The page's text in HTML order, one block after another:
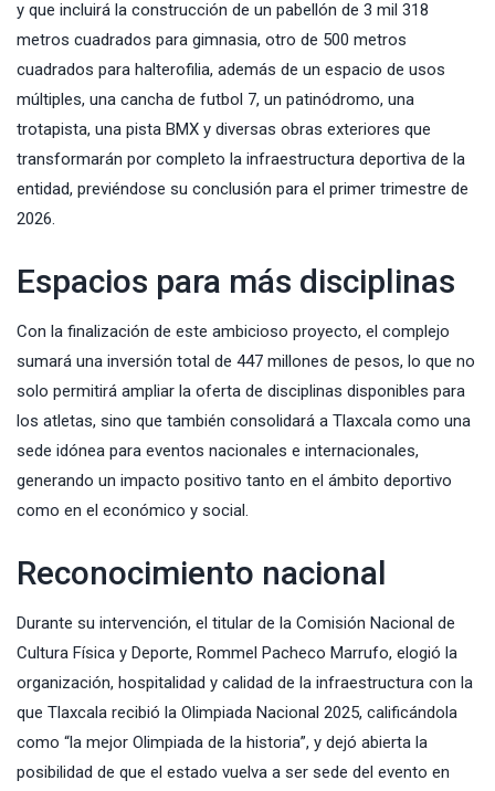
y que incluirá la construcción de un pabellón de 3 mil 318
metros cuadrados para gimnasia, otro de 500 metros
cuadrados para halterofilia, además de un espacio de usos
múltiples, una cancha de futbol 7, un patinódromo, una
trotapista, una pista BMX y diversas obras exteriores que
transformarán por completo la infraestructura deportiva de la
entidad, previéndose su conclusión para el primer trimestre de
2026.
Espacios para más disciplinas
Con la finalización de este ambicioso proyecto, el complejo
sumará una inversión total de 447 millones de pesos, lo que no
solo permitirá ampliar la oferta de disciplinas disponibles para
los atletas, sino que también consolidará a Tlaxcala como una
sede idónea para eventos nacionales e internacionales,
generando un impacto positivo tanto en el ámbito deportivo
como en el económico y social.
Reconocimiento nacional
Durante su intervención, el titular de la Comisión Nacional de
Cultura Física y Deporte, Rommel Pacheco Marrufo, elogió la
organización, hospitalidad y calidad de la infraestructura con la
que Tlaxcala recibió la Olimpiada Nacional 2025, calificándola
como “la mejor Olimpiada de la historia”, y dejó abierta la
posibilidad de que el estado vuelva a ser sede del evento en